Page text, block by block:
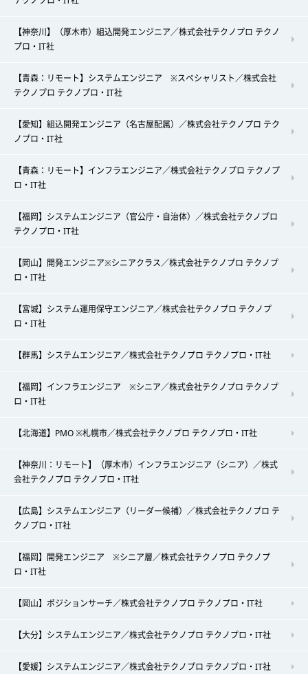
【神奈川】（厚木市）組込開発エンジニア／株式会社テクノプロ テクノ
プロ・IT社
【青森：リモート】システムエンジニア ※スペシャリスト／株式会社
テクノプロ テクノプロ・IT社
【愛知】組込開発エンジニア（名古屋配属）／株式会社テクノプロ テク
ノプロ・IT社
【青森：リモート】インフラエンジニア／株式会社テクノプロ テクノプ
ロ・IT社
【福岡】システムエンジニア（官公庁・自治体）／株式会社テクノプロ
テクノプロ・IT社
【岡山】開発エンジニア※シニアクラス／株式会社テクノプロ テクノプ
ロ・IT社
【宮城】システム運用保守エンジニア／株式会社テクノプロ テクノプ
ロ・IT社
【群馬】システムエンジニア／株式会社テクノプロ テクノプロ・IT社
【福岡】インフラエンジニア ※シニア／株式会社テクノプロ テクノプ
ロ・IT社
【北海道】PMO ※札幌市／株式会社テクノプロ テクノプロ・IT社
【神奈川：リモート】（厚木市）インフラエンジニア（シニア）／株式
会社テクノプロ テクノプロ・IT社
【広島】システムエンジニア（リーダー候補）／株式会社テクノプロ テ
クノプロ・IT社
【福岡】開発エンジニア ※シニア層／株式会社テクノプロ テクノプ
ロ・IT社
【岡山】ポジションサーチ／株式会社テクノプロ テクノプロ・IT社
【大分】システムエンジニア／株式会社テクノプロ テクノプロ・IT社
【愛媛】システムエンジニア／株式会社テクノプロ テクノプロ・IT社